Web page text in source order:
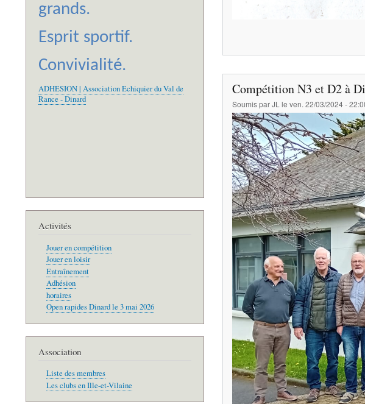
Compétition N3 et D2 à
Soumis parJL le ven. 22/03/2024 -
grands.
Esprit sportif.
Convivialité.
ADHESION | Association Echiquier du Val de
Rance - Dinard
Activités
Jouer en compétition
Jouer en loisir
Entraînement
Adhésion
horaires
Open rapides Dinard le 3 mai 2026
Association
Liste des membres
Les clubs en Ille-et-Vilaine